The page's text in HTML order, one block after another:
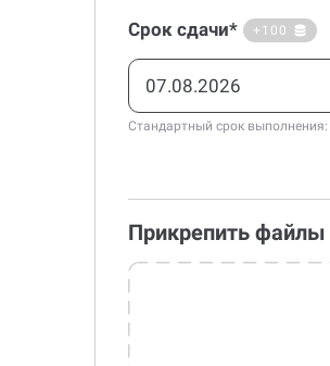
Срок сдачи* +100
Стандартный срок выполнения:
Прикрепить файлы